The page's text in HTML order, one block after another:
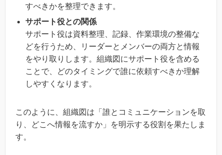
すべきかを整理できます。
サポート役との関係
サポート役は資料整理、記録、作業環境の整備な
どを行うため、リーダーとメンバーの両方と情報
をやり取りします。組織図にサポート役を含める
ことで、どのタイミングで誰に依頼すべきか理解
しやすくなります。
このように、組織図は「誰とコミュニケーションを取
り、どこへ情報を流すか」を明示する役割を果たしま
す。